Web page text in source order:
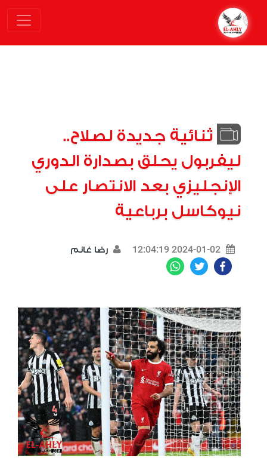
ثنائية جديدة لصلاح..
ليفربول يحلق بصدارة الدوري
الإنجليزي بعد الانتصار على
نيوكاسل برباعية
2024-01-02 12:04:19 رضا غانم
Facebook
Twitter